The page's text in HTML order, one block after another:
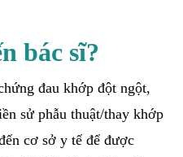
bác sĩ?
đau khớp đột ngột,
sử phẫu thuật/thay khớp
cơ sở y tế để được